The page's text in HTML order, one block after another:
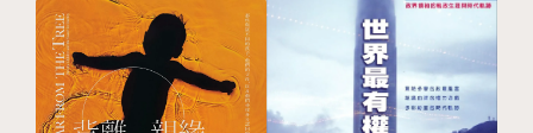
或二十歲初顯現，而父母必須接受這十多年來所認識、
鍾愛的那個孩子，恐已找不回來，即便孩子表面上看起
來仍是同一人。